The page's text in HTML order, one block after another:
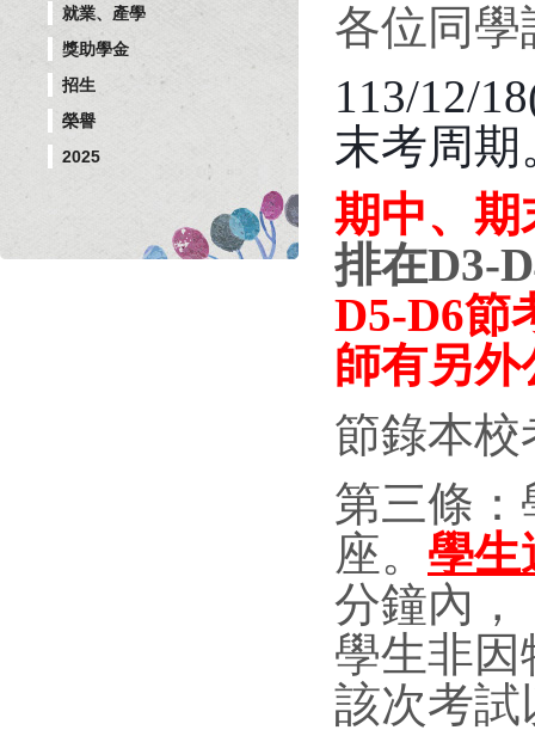
就業、產學
獎助學金
招生
榮譽
2025
各位同學
113/12/
末考周期
期中、期
排在D3-
D5-D6節
師有另
節錄本
第三條
座。 學生
分鐘內，
學生非
該次考試